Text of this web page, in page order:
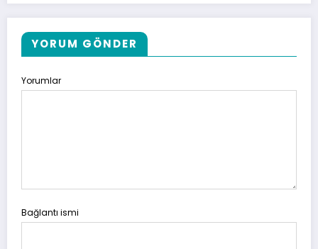
YORUM GÖNDER
Yorumlar
Bağlantı ismi